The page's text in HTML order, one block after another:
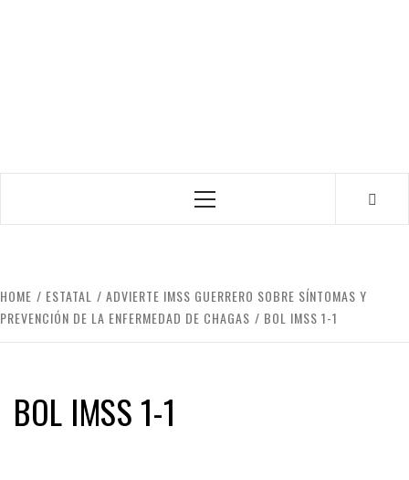
Primary
HOME ESTATAL
ADVIERTE IMSS GUERRERO SOBRE SÍNTOMAS Y
PREVENCIÓN DE LA ENFERMEDAD DE CHAGAS
BOL IMSS 1-1
BOL IMSS 1-1